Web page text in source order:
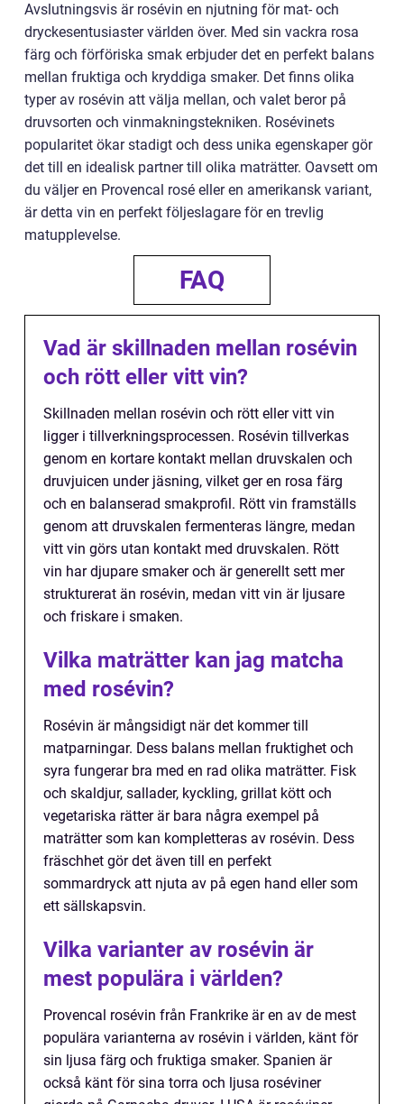
Avslutningsvis är rosévin en njutning för mat- och
dryckesentusiaster världen över. Med sin vackra rosa
färg och förföriska smak erbjuder det en perfekt balans
mellan fruktiga och kryddiga smaker. Det finns olika
typer av rosévin att välja mellan, och valet beror på
druvsorten och vinmakningstekniken. Rosévinets
popularitet ökar stadigt och dess unika egenskaper gör
det till en idealisk partner till olika maträtter. Oavsett om
du väljer en Provencal rosé eller en amerikansk variant,
är detta vin en perfekt följeslagare för en trevlig
matupplevelse.
FAQ
Vad är skillnaden mellan rosévin
och rött eller vitt vin?
Skillnaden mellan rosévin och rött eller vitt vin
ligger i tillverkningsprocessen. Rosévin tillverkas
genom en kortare kontakt mellan druvskalen och
druvjuicen under jäsning, vilket ger en rosa färg
och en balanserad smakprofil. Rött vin framställs
genom att druvskalen fermenteras längre, medan
vitt vin görs utan kontakt med druvskalen. Rött
vin har djupare smaker och är generellt sett mer
strukturerat än rosévin, medan vitt vin är ljusare
och friskare i smaken.
Vilka maträtter kan jag matcha
med rosévin?
Rosévin är mångsidigt när det kommer till
matparningar. Dess balans mellan fruktighet och
syra fungerar bra med en rad olika maträtter. Fisk
och skaldjur, sallader, kyckling, grillat kött och
vegetariska rätter är bara några exempel på
maträtter som kan kompletteras av rosévin. Dess
fräschhet gör det även till en perfekt
sommardryck att njuta av på egen hand eller som
ett sällskapsvin.
Vilka varianter av rosévin är
mest populära i världen?
Provencal rosévin från Frankrike är en av de mest
populära varianterna av rosévin i världen, känt för
sin ljusa färg och fruktiga smaker. Spanien är
också känt för sina torra och ljusa roséviner